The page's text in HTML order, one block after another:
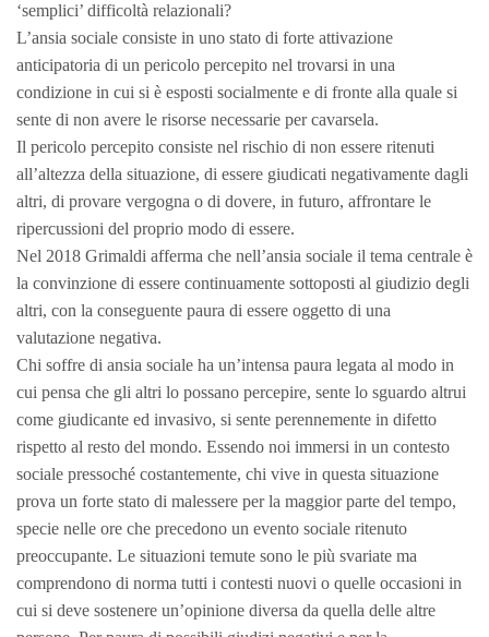
‘semplici’ difficoltà relazionali?
L’ansia sociale consiste in uno stato di forte attivazione
anticipatoria di un pericolo percepito nel trovarsi in una
condizione in cui si è esposti socialmente e di fronte alla quale si
sente di non avere le risorse necessarie per cavarsela.
Il pericolo percepito consiste nel rischio di non essere ritenuti
all’altezza della situazione, di essere giudicati negativamente dagli
altri, di provare vergogna o di dovere, in futuro, affrontare le
ripercussioni del proprio modo di essere.
Nel 2018 Grimaldi afferma che nell’ansia sociale il tema centrale è
la convinzione di essere continuamente sottoposti al giudizio degli
altri, con la conseguente paura di essere oggetto di una
valutazione negativa.
Chi soffre di ansia sociale ha un’intensa paura legata al modo in
cui pensa che gli altri lo possano percepire, sente lo sguardo altrui
come giudicante ed invasivo, si sente perennemente in difetto
rispetto al resto del mondo. Essendo noi immersi in un contesto
sociale pressoché costantemente, chi vive in questa situazione
prova un forte stato di malessere per la maggior parte del tempo,
specie nelle ore che precedono un evento sociale ritenuto
preoccupante. Le situazioni temute sono le più svariate ma
comprendono di norma tutti i contesti nuovi o quelle occasioni in
cui si deve sostenere un’opinione diversa da quella delle altre